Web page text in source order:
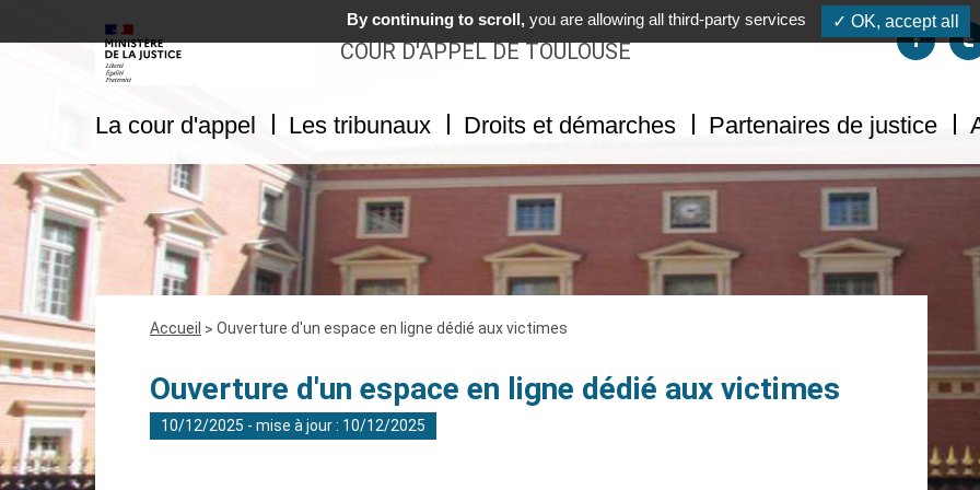
COUR D'APPEL DE TOULOUSE Suivez-
La cour d'appel Les tribunaux Droits et démarches Partenaires de justice
Fil
Accueil Ouverture d'un espace en ligne dédié aux victimes
Ouverture d'un espace en ligne dédié aux victimes
10/12/2025 - mise à jour : 10/12/2025
By continuing to scroll, you are allowing all third-party services ✓ OK, accept all